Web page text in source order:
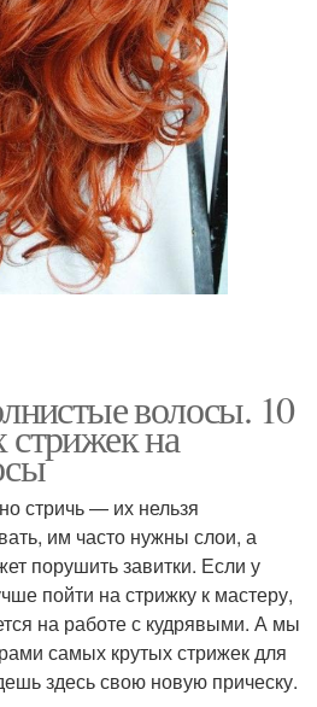
волосы. 10
на
стричь — их нельзя
им часто нужны слои, а
порушить завитки. Если у
пойти на стрижку к мастеру,
на работе с кудрявыми. А мы
самых крутых стрижек для
здесь свою новую прическу.